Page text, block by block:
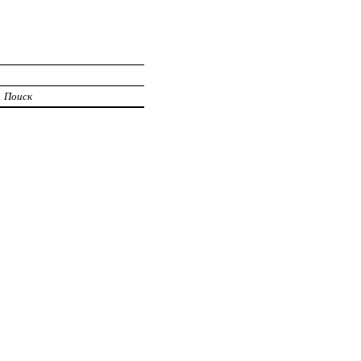
Поиск